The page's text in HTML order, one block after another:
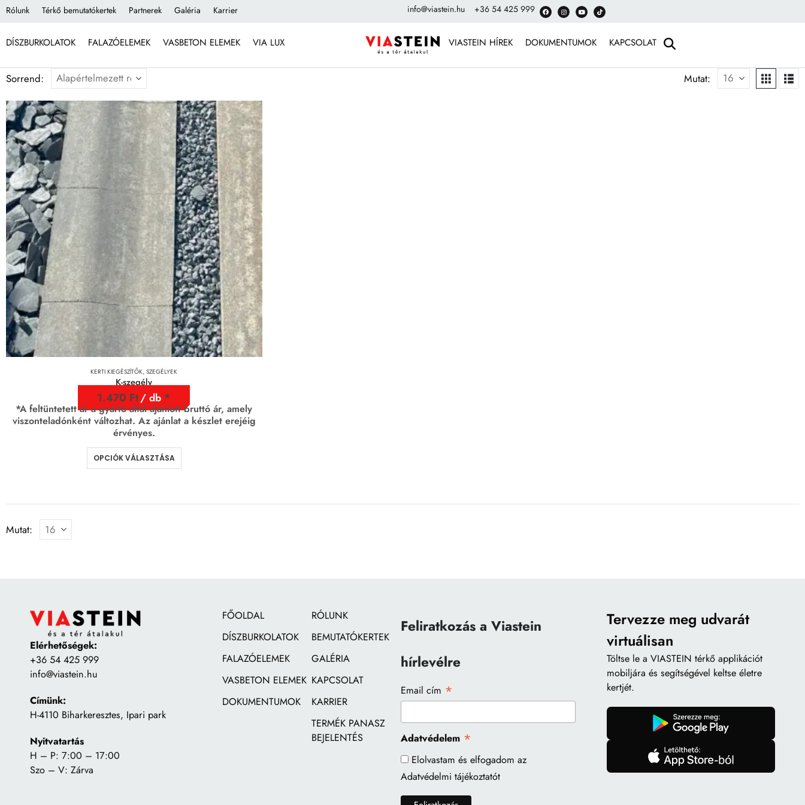
Rólunk Térkő bemutatókertek Partnerek Galéria Karrier info@viastein.hu +36 54 425 999
DÍSZBURKOLATOK FALAZÓELEMEK VASBETON ELEMEK VIA LUX VIASTEIN HÍREK DOKUMENTUMOK KAPCSOLAT
Sorrend: Mutat:
KERTI KIEGÉSZÍTŐK,SZEGÉLYEK
K-szegély
1.470 Ft/ db
*A feltüntetett ár a gyártó által ajánlott bruttó ár, amely
viszonteladónként változhat. Az ajánlat a készlet erejéig
érvényes.
OPCIÓK VÁLASZTÁSA
Mutat:
Elérhetőségek:
+36 54 425 999
info@viastein.hu
Címünk:
H-4110 Biharkeresztes, Ipari park
Nyitvatartás
H – P: 7:00 – 17:00
Szo – V: Zárva
FŐOLDAL
DÍSZBURKOLATOK
FALAZÓELEMEK
VASBETON ELEMEK
DOKUMENTUMOK
RÓLUNK
BEMUTATÓKERTEK
GALÉRIA
KAPCSOLAT
KARRIER
TERMÉK PANASZ
BEJELENTÉS
Feliratkozás a Viastein
hírlevélre
Email cím *
Adatvédelem *
Elolvastam és elfogadom az
Adatvédelmi tájékoztatót
Tervezze meg udvarát
virtuálisan
Töltse le a VIASTEIN térkő applikációt
mobiljára és segítségével keltse életre
kertjét.
gomb
gomb